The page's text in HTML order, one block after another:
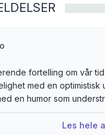
Smith skriver bitende
empatisk om en
andre bind i en
av Storbritannias
fortelling om vår
med en optimistisk
en humor som
Les hele